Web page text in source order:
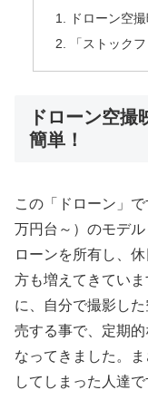
ドローン空
「ストック
ドローン空撮
簡単！
この「ドローン」
万円台～）のモデ
ローンを所有し、
方も増えてきてい
に、自分で撮影し
売する事で、定期
なってきました。
してしまった人達で